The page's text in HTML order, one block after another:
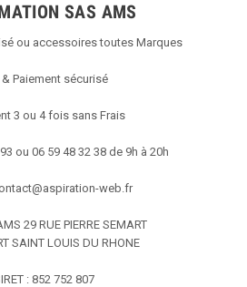
SAS AMS
ou accessoires toutes Marques
Paiement sécurisé
3 ou 4 fois sans Frais
ou 06 59 48 32 38 de 9h à 20h
web.fr
29 RUE PIERRE SEMART
SAINT LOUIS DU RHONE
: 852 752 807